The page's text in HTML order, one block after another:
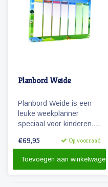
Planbord Weide
Planbord Weide is een
leuke weekplanner
speciaal voor kinderen.
metalen) planbord geeft
werkt met magnetische
€69,95 Op voorraad
Toevoegen aan winkelwagen